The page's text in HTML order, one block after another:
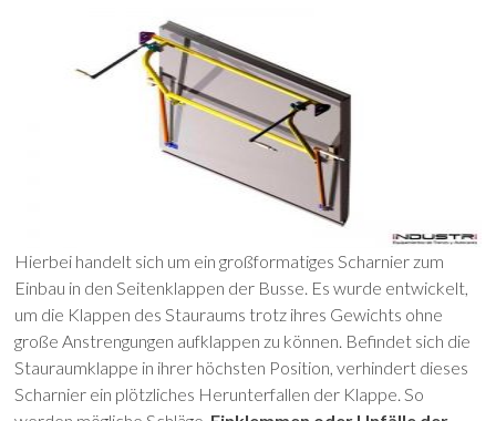
Hierbei handelt sich um ein großformatiges Scharnier zum
Einbau in den Seitenklappen der Busse. Es wurde entwickelt,
um die Klappen des Stauraums trotz ihres Gewichts ohne
große Anstrengungen aufklappen zu können. Befindet sich die
Stauraumklappe in ihrer höchsten Position, verhindert dieses
Scharnier ein plötzliches Herunterfallen der Klappe. So